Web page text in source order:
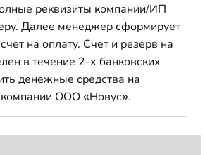
реквизиты компании/ИП
Далее менеджер сформирует
на оплату. Счет и резерв на
в течение 2-х банковских
денежные средства на
компании ООО «Новус».